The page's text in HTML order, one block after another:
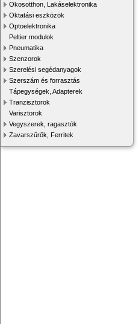
Okosotthon, Lakáselektronika
Oktatási eszközök
Optoelektronika
Peltier modulok
Pneumatika
Szenzorok
Szerelési segédanyagok
Szerszám és forrasztás
Tápegységek, Adapterek
Tranzisztorok
Varisztorok
Vegyszerek, ragasztók
Zavarszűrők, Ferritek